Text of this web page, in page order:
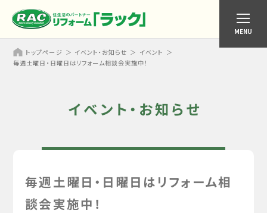
MENU
トップページ イベント・お知らせ
イベント
毎週土曜日・日曜日はリフォーム相談会実施中！
イベント・お知らせ
毎週土曜日・日曜日はリフォーム相
談会実施中！